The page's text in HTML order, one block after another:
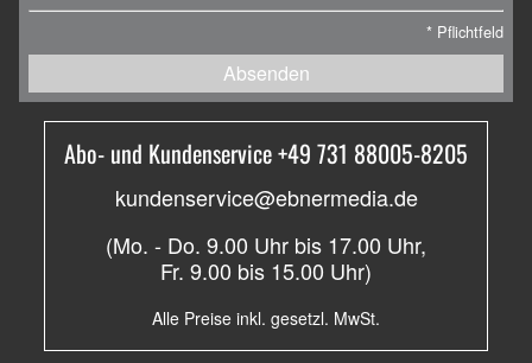
* Pflichtfeld
Absenden
Abo- und Kundenservice +49 731 88005-8205
kundenservice@ebnermedia.de
(Mo. - Do. 9.00 Uhr bis 17.00 Uhr,
Fr. 9.00 bis 15.00 Uhr)
Alle Preise inkl. gesetzl. MwSt.